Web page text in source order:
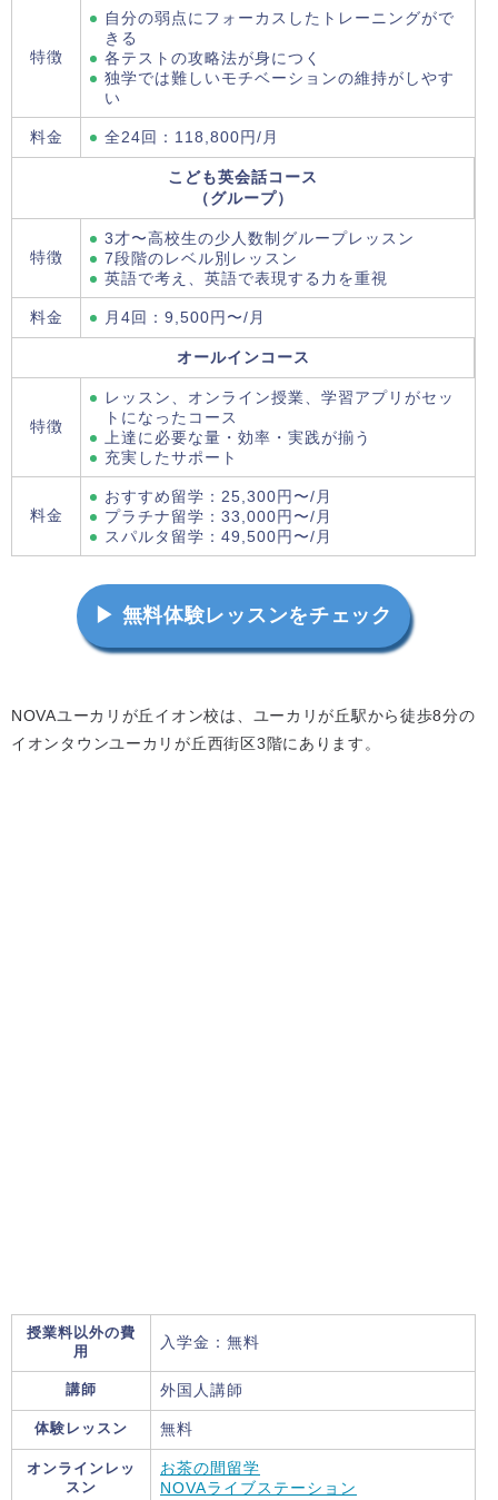
特徴
自分の弱点にフォーカスしたトレーニングがで
きる
各テストの攻略法が身につく
独学では難しいモチベーションの維持がしやす
い
料金 全24回：118,800円/月
こども英会話コース
（グループ）
特徴
3才〜高校生の少人数制グループレッスン
7段階のレベル別レッスン
英語で考え、英語で表現する力を重視
料金 月4回：9,500円〜/月
オールインコース
特徴
レッスン、オンライン授業、学習アプリがセッ
トになったコース
上達に必要な量・効率・実践が揃う
充実したサポート
料金
おすすめ留学：25,300円〜/月
プラチナ留学：33,000円〜/月
スパルタ留学：49,500円〜/月
▶ 無料体験レッスンをチェック
NOVAユーカリが丘イオン校は、ユーカリが丘駅から徒歩8分の
イオンタウンユーカリが丘西街区3階にあります。
授業料以外の費
用
入学金：無料
講師 外国人講師
体験レッスン 無料
オンラインレッ
スン
お茶の間留学
NOVAライブステーション